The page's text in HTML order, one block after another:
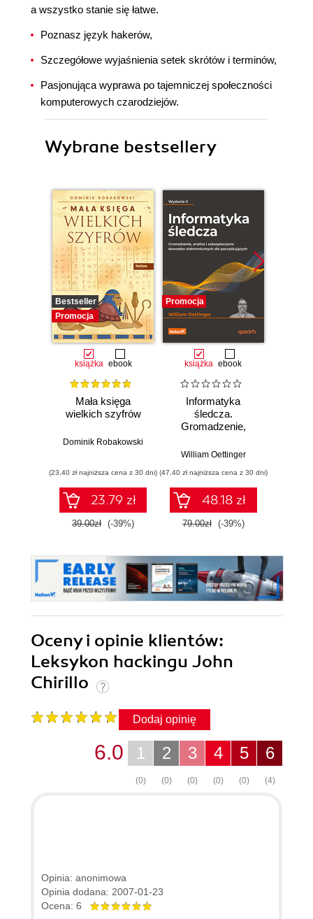
a wszystko stanie się łatwe.
Poznasz język hakerów,
Szczegółowe wyjaśnienia setek skrótów i terminów,
Pasjonująca wyprawa po tajemniczej społeczności
komputerowych czarodziejów.
Wybrane bestsellery
Bestseller
Promocja
książka ebook
Mała księga
wielkich szyfrów
Dominik Robakowski
(23,40 zł najniższa cena z 30 dni)
23.79 zł
39.00zł (-39%)
Promocja
książka ebook
Informatyka
śledcza.
Gromadzenie,
zabezpieczanie
elektronicznych dla
początkujących.
Wydanie II
William Oettinger
(47,40 zł najniższa cena z 30 dni)
48.18 zł
79.00zł (-39%)
Oceny i opinie klientów:
Leksykon hackingu John
Chirillo
Dodaj opinię
6
(4)
5
(0)
4
(0)
3
(0)
2
(0)
1
(0)
6.0
Opinia: anonimowa
Opinia dodana: 2007-01-23
Ocena: 6